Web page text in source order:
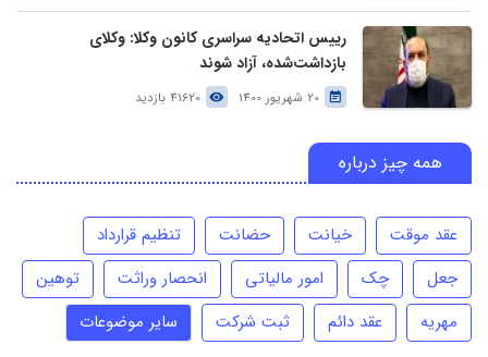
رییس اتحادیه سراسری کانون وکلا: وکلای
بازداشت‌شده، آزاد شوند
20 شهریور 1400 41620 بازدید
همه چیز درباره
عقد موقت خیانت حضانت
تنظیم قرارداد
جعل
چک امور مالیاتی انحصار وراثت
توهین
مهریه
عقد دائم ثبت شرکت سایر موضوعات